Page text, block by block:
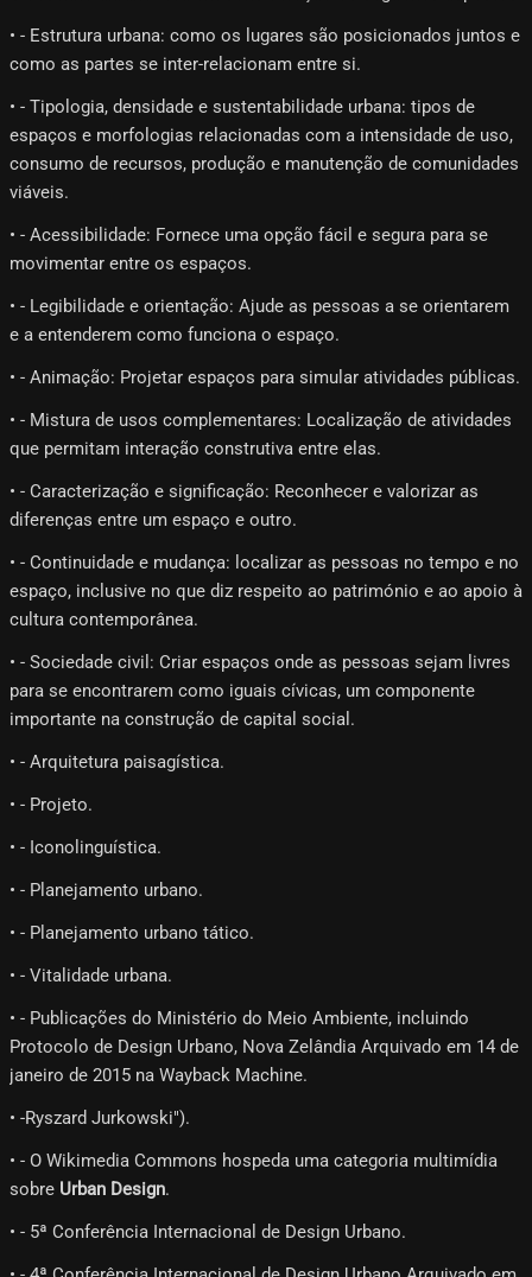
• - Estrutura urbana: como os lugares são posicionados juntos e
como as partes se inter-relacionam entre si.
• - Tipologia, densidade e sustentabilidade urbana: tipos de
espaços e morfologias relacionadas com a intensidade de uso,
consumo de recursos, produção e manutenção de comunidades
viáveis.
• - Acessibilidade: Fornece uma opção fácil e segura para se
movimentar entre os espaços.
• - Legibilidade e orientação: Ajude as pessoas a se orientarem
e a entenderem como funciona o espaço.
• - Animação: Projetar espaços para simular atividades públicas.
• - Mistura de usos complementares: Localização de atividades
que permitam interação construtiva entre elas.
• - Caracterização e significação: Reconhecer e valorizar as
diferenças entre um espaço e outro.
• - Continuidade e mudança: localizar as pessoas no tempo e no
espaço, inclusive no que diz respeito ao património e ao apoio à
cultura contemporânea.
• - Sociedade civil: Criar espaços onde as pessoas sejam livres
para se encontrarem como iguais cívicas, um componente
importante na construção de capital social.
• - Arquitetura paisagística.
• - Projeto.
• - Iconolinguística.
• - Planejamento urbano.
• - Planejamento urbano tático.
• - Vitalidade urbana.
• - Publicações do Ministério do Meio Ambiente, incluindo
Protocolo de Design Urbano, Nova Zelândia Arquivado em 14 de
janeiro de 2015 na Wayback Machine.
• -Ryszard Jurkowski").
• - O Wikimedia Commons hospeda uma categoria multimídia
sobre Urban Design.
• - 5ª Conferência Internacional de Design Urbano.